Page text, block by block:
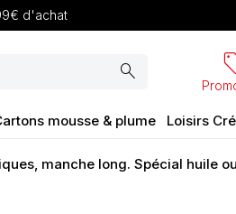
d'achat
search
mousse & plume Loisirs
manche long. Spécial huile